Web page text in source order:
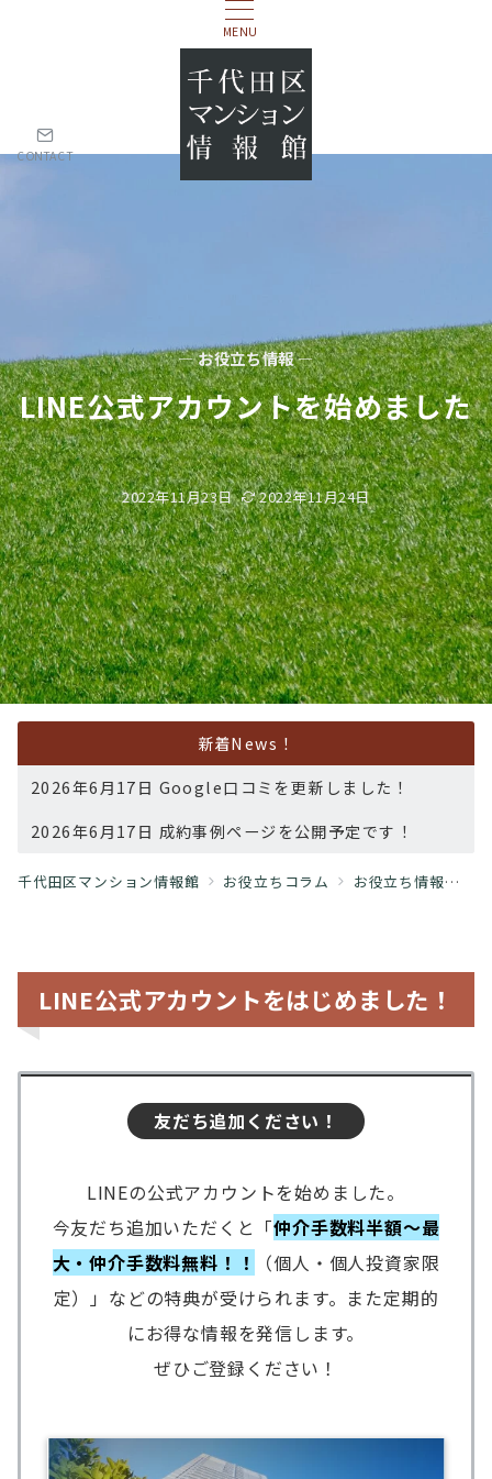
MENU
CONTACT
— お役立ち情報 —
LINE公式アカウントを始めました
2022年11月23日 2022年11月24日
新着News！
2026年6月17日 Google口コミを更新しました！
2026年6月17日 成約事例ページを公開予定です！
千代田区マンション情報館 お役立ちコラム お役立ち情報
LINE公式アカウントをはじめました！
友だち追加ください！
LINEの公式アカウントを始めました。
今友だち追加いただくと「仲介手数料半額～最
大・仲介手数料無料！！
（個人・個人投資家限
定）」などの特典が受けられます。また定期的
にお得な情報を発信します。
ぜひご登録ください！